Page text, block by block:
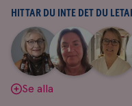
svar
HITTAR DU INTE DET DU
Aina
Johnsson
|
Anne
Andersson
Fredrika
Killander
|
Se alla